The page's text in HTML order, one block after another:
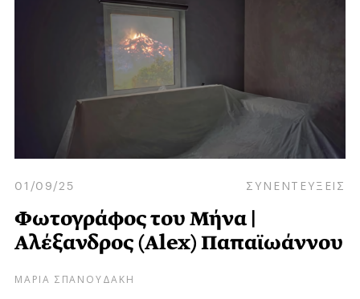
01/09/25 ΣΥΝΕΝΤΕΥΞΕΙΣ
Φωτογράφος του Μήνα |
Αλέξανδρος (Alex) Παπαϊωάννου
ΜΑΡΙΑ ΣΠΑΝΟΥΔΑΚΗ